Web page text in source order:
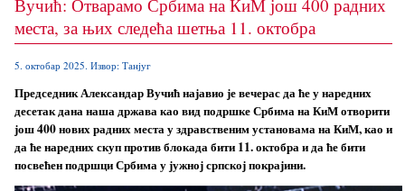
Вучић: Отварамо Србима на КиМ још 400 радних
места, за њих следећа шетња 11. октобра
5. октобар 2025. Извор: Танјуг
Председник Александар Вучић најавио је вечерас да ће у наредних
десетак дана наша држава као вид подршке Србима на КиМ отворити
још 400 нових радних места у здравственим установама на КиМ, као и
да ће наредних скуп против блокада бити 11. октобра и да ће бити
посвећен подршци Србима у јужној српској покрајини.